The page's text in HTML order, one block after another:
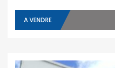
A VENDRE